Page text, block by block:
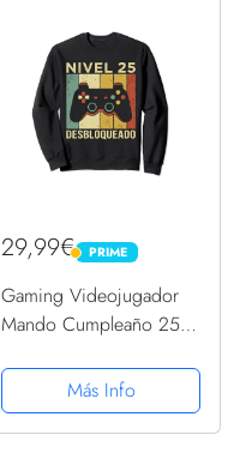
29,99€ PRIME
PRIME
Gaming Videojugador
Mando Cumpleaño 25
SudaderaMás Info